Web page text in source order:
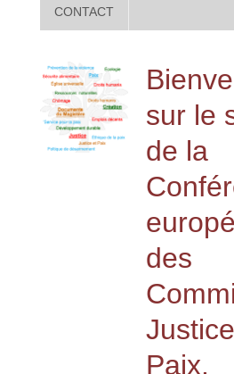
CONTACT
sur le
de la
des
Paix.